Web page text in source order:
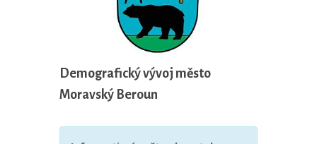
Demografický vývoj město
Moravský Beroun